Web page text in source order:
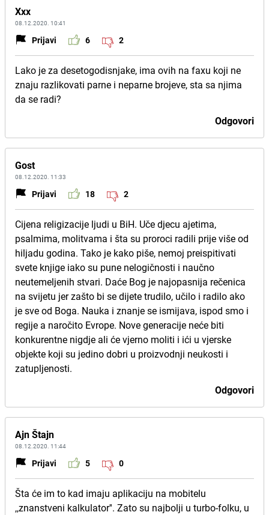
Xxx
08.12.2020. 10:41
Prijavi 6 2
Lako je za desetogodisnjake, ima ovih na faxu koji ne
znaju razlikovati parne i neparne brojeve, sta sa njima
da se radi?
Odgovori
Gost
08.12.2020. 11:33
Prijavi 18 2
Cijena religizacije ljudi u BiH. Uče djecu ajetima,
psalmima, molitvama i šta su proroci radili prije više od
hiljadu godina. Tako je kako piše, nemoj preispitivati
svete knjige iako su pune nelogičnosti i naučno
neutemeljenih stvari. Daće Bog je najopasnija rečenica
na svijetu jer zašto bi se dijete trudilo, učilo i radilo ako
je sve od Boga. Nauka i znanje se ismijava, ispod smo i
regije a naročito Evrope. Nove generacije neće biti
konkurentne nigdje ali će vjerno moliti i ići u vjerske
objekte koji su jedino dobri u proizvodnji neukosti i
zatupljenosti.
Odgovori
Ajn Štajn
08.12.2020. 11:44
Prijavi 5 0
Šta će im to kad imaju aplikaciju na mobitelu
,,znanstveni kalkulator''. Zato su najbolji u turbo-folku, u